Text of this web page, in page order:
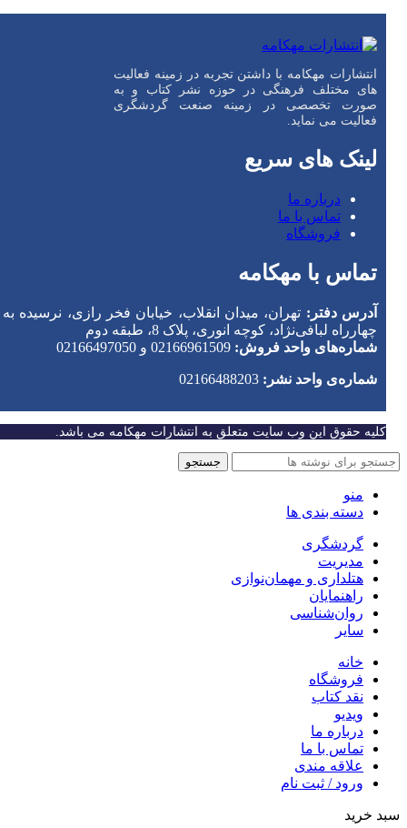
انتشارات مهکامه با داشتن تجربه در زمینه فعالیت
های مختلف فرهنگی در حوزه نشر کتاب و به
صورت تخصصی در زمینه صنعت گردشگری
فعالیت می نماید.
لینک های سریع
درباره ما
تماس با ما
فروشگاه
تماس با مهکامه
آدرس دفتر: تهران، میدان انقلاب، خیابان فخر رازی، نرسیده به
چهارراه لبافی‌نژاد، کوچه انوری، پلاک 8، طبقه دوم
شماره‌های واحد فروش: 02166961509 و 02166497050
شماره‌‌ی واحد نشر:
کلیه حقوق این وب سایت متعلق به انتشارات مهکامه می باشد.
جستجو
منو
دسته بندی ها
گردشگری
مدیریت
هتلداری و مهمان‌نوازی
راهنمایان
روان‌شناسی
سایر
خانه
فروشگاه
نقد کتاب
ویدیو
درباره‌ ما
تماس با ما
علاقه مندی
ورود / ثبت نام
سبد خرید